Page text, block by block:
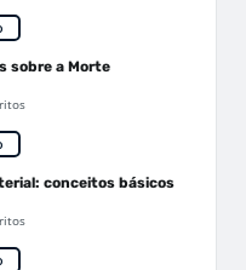
sobre a Morte
conceitos básicos